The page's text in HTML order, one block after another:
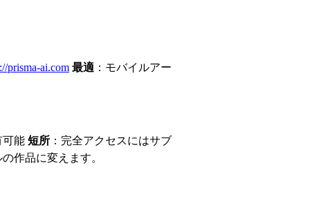
prisma-ai.com 最適 ：モバイルアー
可能 短所 ：完全アクセスにはサブ
作品に変えます。